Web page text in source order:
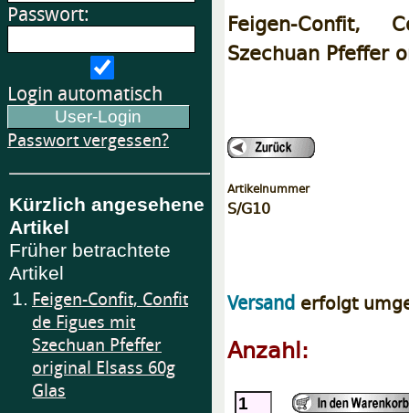
Passwort:
Login automatisch
Passwort vergessen?
Kürzlich angesehene
Artikel
Früher betrachtete
Artikel
1. Feigen-Confit, Confit
de Figues mit
Szechuan Pfeffer
original Elsass 60g
Glas
Feigen-
Szechuan Pfeffer
Artikelnummer
S/G10
Versand erfolgt
Anzahl: